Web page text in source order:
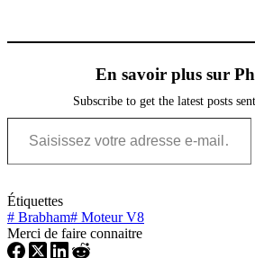
En savoir plus sur
Subscribe to get the latest posts
Saisissez votre adresse e-mail…
Étiquettes
# Brabham# Moteur V8
Merci de faire connaitre